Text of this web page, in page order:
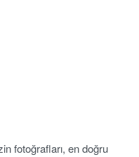
fotoğrafları, en doğru